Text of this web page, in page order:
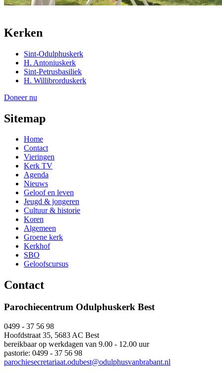
Kerken
Sint-Odulphuskerk
H. Antoniuskerk
Sint-Petrusbasiliek
H. Willibrorduskerk
Doneer nu
Sitemap
Home
Contact
Vieringen
Kerk TV
Agenda
Nieuws
Geloof en leven
Jeugd & jongeren
Cultuur & historie
Koren
Algemeen
Groene kerk
Kerkhof
SBO
Geloofscursus
Contact
Parochiecentrum Odulphuskerk Best
0499 - 37 56 98
Hoofdstraat 35, 5683 AC Best
bereikbaar op werkdagen van 9.00 - 12.00 uur
pastorie: 0499 - 37 56 98
parochiesecretariaat.odubest@odulphusvanbrabant.nl